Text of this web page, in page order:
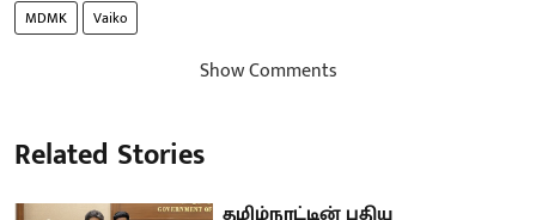
MDMK Vaiko
Show Comments
Related Stories